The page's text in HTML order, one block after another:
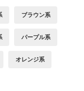
ブラウン系
パープル系
オレンジ系